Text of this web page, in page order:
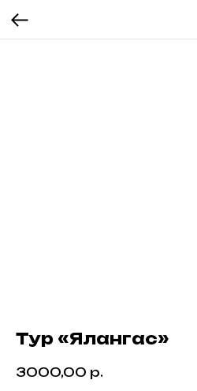
Тур «Ялангас»
3000,00 р.